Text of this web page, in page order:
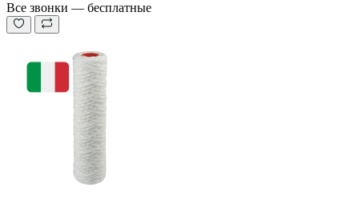
Все звонки — бесплатные